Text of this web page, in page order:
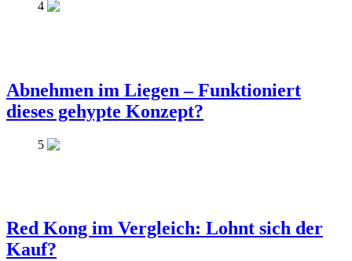
4
Abnehmen im Liegen – Funktioniert
dieses gehypte Konzept?
5
Red Kong im Vergleich: Lohnt sich der
Kauf?